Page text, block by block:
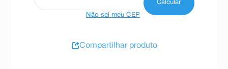
Não sei meu CEP
Compartilhar produto